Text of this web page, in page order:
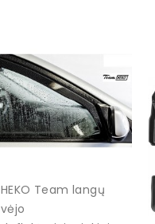
HEKO Team langų
vėjo